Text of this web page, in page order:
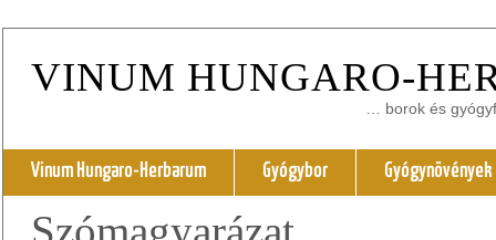
VINUM HUNGARO-
… borok és
Vinum Hungaro-Herbarum Gyógybor Gyógynövények